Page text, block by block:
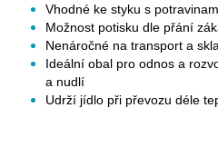
Vhodné ke styku s
Možnost potisku dle přání
Nenáročné na transport a
Ideální obal pro odnos a
a nudlí
Udrží jídlo při převozu déle